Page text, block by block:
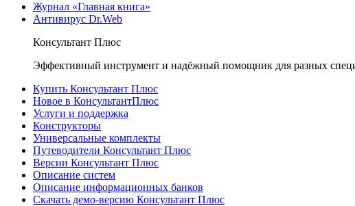
Журнал «Главная книга»
Антивирус Dr.Web
Консультант Плюс
Эффективный инструмент и надёжный помощник для разных
Купить Консультант Плюс
Новое в КонсультантПлюс
Услуги и поддержка
Конструкторы
Универсальные комплекты
Путеводители Консультант Плюс
Версии Консультант Плюс
Описание систем
Описание информационных банков
Скачать демо-версию Консультант Плюс